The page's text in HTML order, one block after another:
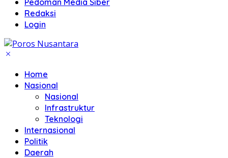
Pedoman Media Siber
Redaksi
Login
Home
Nasional
Nasional
Infrastruktur
Teknologi
Internasional
Politik
Daerah